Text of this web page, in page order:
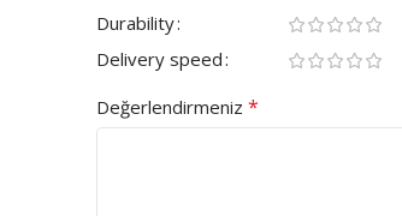
Durability
Delivery speed
Değerlendirmeniz *